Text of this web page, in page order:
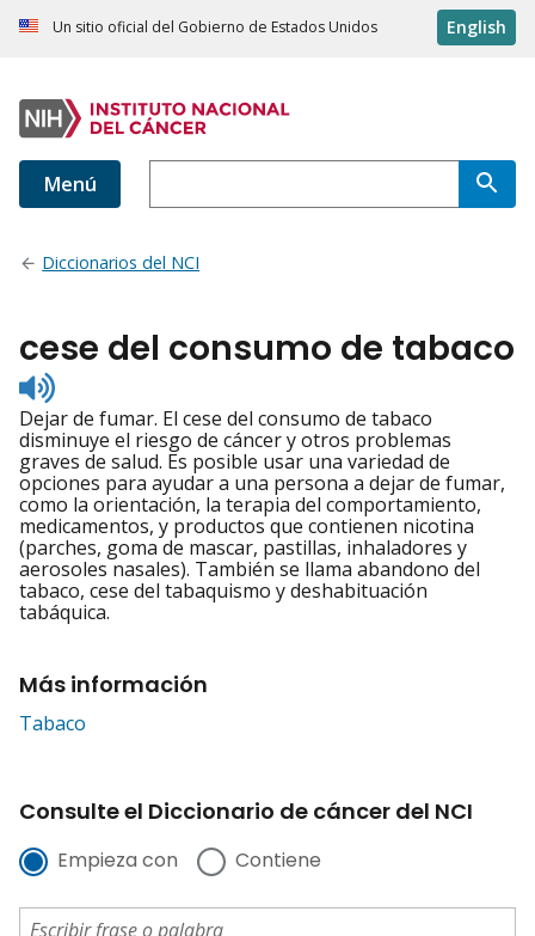
Un sitio oficial del Gobierno de Estados Unidos English
Menú
Diccionarios del NCI
cese del consumo de tabaco
Listen
to
pronunciation
Dejar de fumar. El cese del consumo de tabaco
disminuye el riesgo de cáncer y otros problemas
graves de salud. Es posible usar una variedad de
opciones para ayudar a una persona a dejar de fumar,
como la orientación, la terapia del comportamiento,
medicamentos, y productos que contienen nicotina
(parches, goma de mascar, pastillas, inhaladores y
aerosoles nasales). También se llama abandono del
tabaco, cese del tabaquismo y deshabituación
tabáquica.
Más información
Tabaco
Consulte el Diccionario de cáncer del NCI
Empieza con Contiene